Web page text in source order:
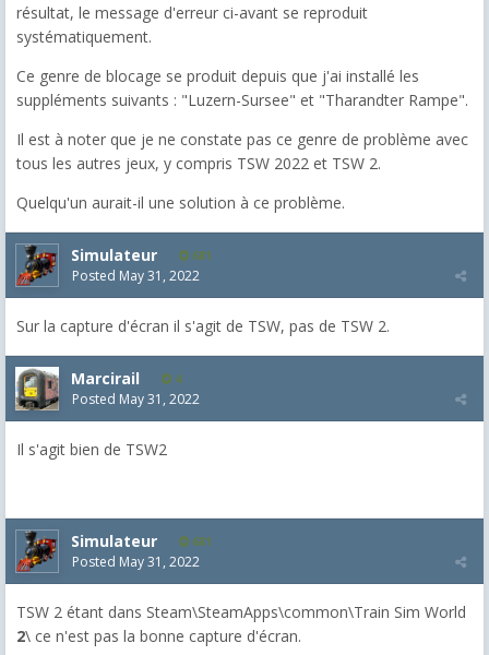
résultat, le message d'erreur ci-avant se reproduit
systématiquement.
Ce genre de blocage se produit depuis que j'ai installé les
suppléments suivants : "Luzern-Sursee" et "Tharandter Rampe".
Il est à noter que je ne constate pas ce genre de problème avec
tous les autres jeux, y compris TSW 2022 et TSW 2.
Quelqu'un aurait-il une solution à ce problème.
Simulateur 681
Posted May 31, 2022
Sur la capture d'écran il s'agit de TSW, pas de TSW 2.
Marcirail 4
Posted May 31, 2022
Il s'agit bien de TSW2
Simulateur 681
Posted May 31, 2022
TSW 2 étant dans Steam\SteamApps\common\Train Sim World
2\ ce n'est pas la bonne capture d'écran.